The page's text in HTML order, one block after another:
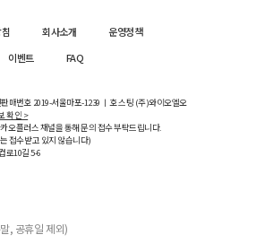
회사소개
운영정책
이벤트 FAQ
매번호 2019-서울마포-1239 ㅣ 호스팅 (주)와이오엘오
확인 >
오플러스 채널을 통해 문의 접수 부탁드립니다.
접수받고 있지 않습니다)
로10길5-6
, 공휴일 제외)